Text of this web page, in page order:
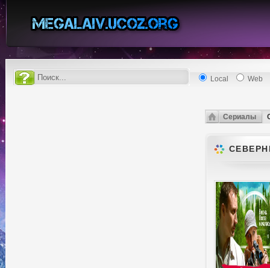
Local Web
Сериалы